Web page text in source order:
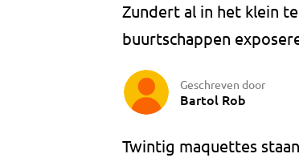
Zundert al in het klein
buurtschappen
Geschreven door
Bartol Rob
Twintig maquettes